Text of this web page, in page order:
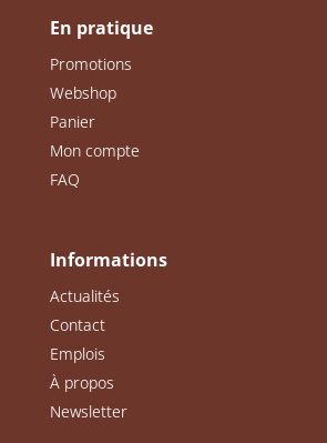
En pratique
Promotions
Webshop
Panier
Mon compte
FAQ
Informations
Actualités
Contact
Emplois
À propos
Newsletter